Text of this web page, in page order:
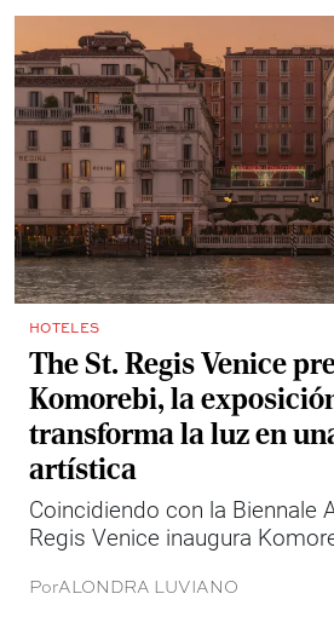
HOTELES
The St. Regis Venice
Komorebi, la
transforma la luz en
artística
Coincidiendo con la Biennale
Regis Venice inaugura
artistas internacionales y
PorALONDRA LUVIANO